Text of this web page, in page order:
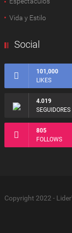
Vida y Estilo
Social
101,000
LIKES
4.019
SEGUIDORES
805
FOLLOWS
Copyright 2022 -